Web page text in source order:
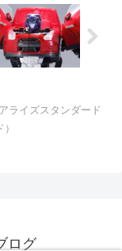
ライズスタンダード
ログ